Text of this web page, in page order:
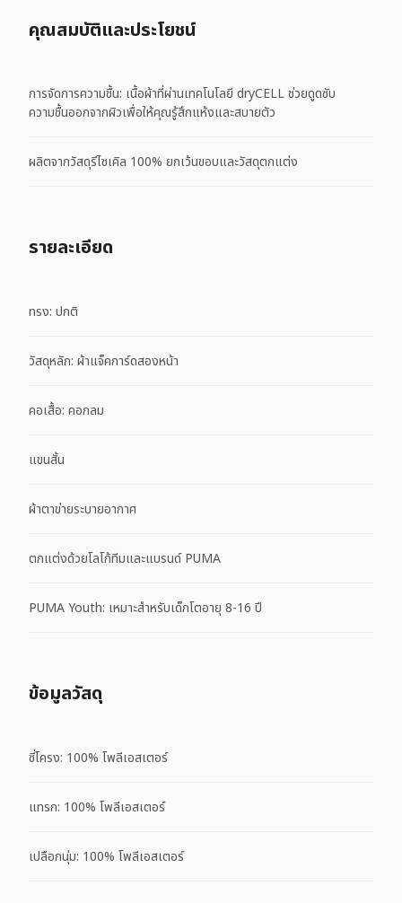
คุณสมบัติและประโยชน์
การจัดการความชื้น: เนื้อผ้าที่ผ่านเทคโนโลยี dryCELL ช่วยดูดซับ
ความชื้นออกจากผิวเพื่อให้คุณรู้สึกแห้งและสบายตัว
ผลิตจากวัสดุรีไซเคิล 100% ยกเว้นขอบและวัสดุตกแต่ง
รายละเอียด
ทรง: ปกติ
วัสดุหลัก: ผ้าแจ็คการ์ดสองหน้า
คอเสื้อ: คอกลม
แขนสั้น
ผ้าตาข่ายระบายอากาศ
ตกแต่งด้วยโลโก้ทีมและแบรนด์ PUMA
PUMA Youth: เหมาะสำหรับเด็กโตอายุ 8-16 ปี
ข้อมูลวัสดุ
ซี่โครง: 100% โพลีเอสเตอร์
แทรก: 100% โพลีเอสเตอร์
เปลือกนุ่ม: 100% โพลีเอสเตอร์